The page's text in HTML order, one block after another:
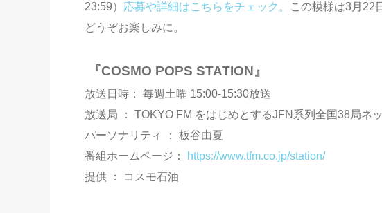
23:59） 応募や詳細はこちらをチェック。
この模様は3月22
どうぞお楽しみに。
『COSMO POPS STATION』
放送日時： 毎週土曜 15:00-15:30放送
放送局 ： TOKYO FM をはじめとするJFN系列全国38局ネ
パーソナリティ ： 板谷由夏
番組ホームページ：
https://www.tfm.co.jp/station/
提供 ： コスモ石油